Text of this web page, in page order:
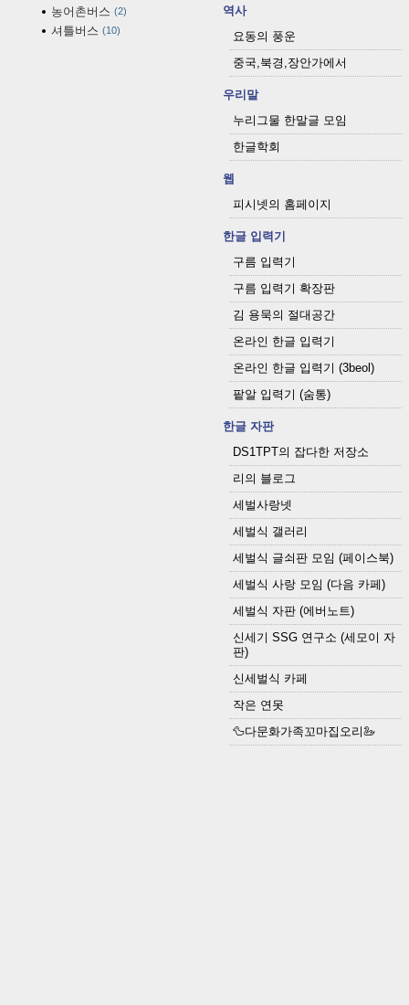
농어촌버스 2
셔틀버스 10
역사
요동의 풍운
중국,북경,장안가에서
우리말
누리그물 한말글 모임
한글학회
웹
피시넷의 홈페이지
한글 입력기
구름 입력기
구름 입력기 확장판
김 용묵의 절대공간
온라인 한글 입력기
온라인 한글 입력기 (3beol)
팥알 입력기 (숨통)
한글 자판
DS1TPT의 잡다한 저장소
리의 블로그
세벌사랑넷
세벌식 갤러리
세벌식 글쇠판 모임 (페이스북)
세벌식 사랑 모임 (다음 카페)
세벌식 자판 (에버노트)
신세기 SSG 연구소 (세모이 자
판)
신세벌식 카페
작은 연못
🦆다문화가족꼬마집오리🦢